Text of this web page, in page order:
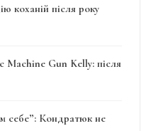
коханій після року
Gun Kelly: після
себе”: Кондратюк не